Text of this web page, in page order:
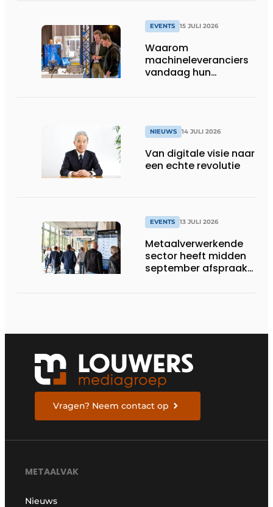
EVENTS 15 JULI 2026
Waarom
machineleveranciers
vandaag hun
NIEUWS 14 JULI 2026
Van digitale visie naar
een echte revolutie
EVENTS 13 JULI 2026
Metaalverwerkende
sector heeft midden
september afspraak
Vragen? Neem contact op
METAALVAK
Nieuws